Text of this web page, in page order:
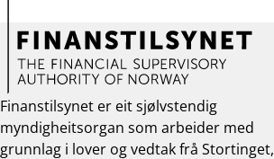
Finanstilsynet er eit sjølvstendig
myndigheitsorgan som arbeider med
grunnlag i lover og vedtak frå Stortinget,